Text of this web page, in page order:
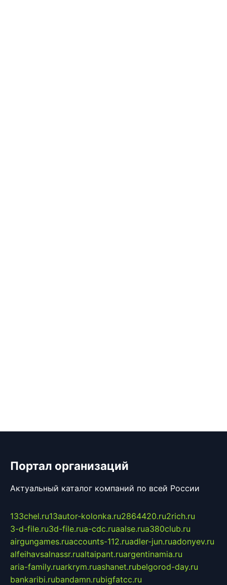
Портал организаций
Актуальный каталог компаний по всей России
133chel.ru13autor-kolonka.ru2864420.ru2rich.ru
3-d-file.ru3d-file.rua-cdc.ruaalse.rua380club.ru
airgungames.ruaccounts-112.ruadler-jun.ruadonyev.ru
alfeihavsalnassr.rualtaipant.ruargentinamia.ru
aria-family.ruarkrym.ruashanet.rubelgorod-day.ru
bankaribi.rubandamn.rubigfatcc.ru